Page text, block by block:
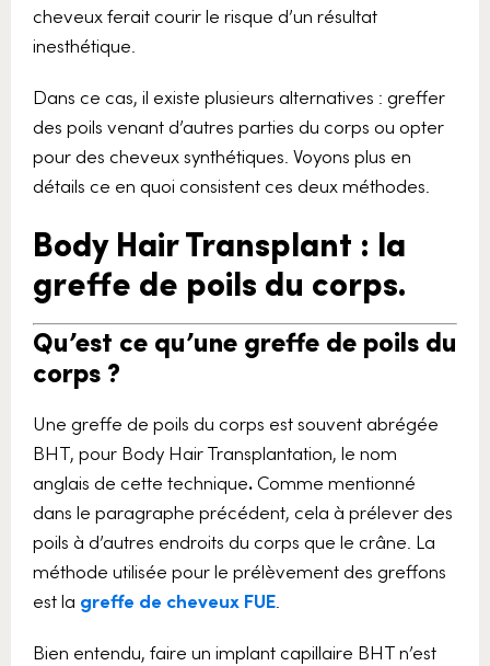
cheveux ferait courir le risque d’un résultat
inesthétique.
Dans ce cas, il existe plusieurs alternatives : greffer
des poils venant d’autres parties du corps ou opter
pour des cheveux synthétiques. Voyons plus en
détails ce en quoi consistent ces deux méthodes.
Body Hair Transplant : la
greffe de poils du corps.
Qu’est ce qu’une greffe de poils du
corps ?
Une greffe de poils du corps est souvent abrégée
BHT, pour Body Hair Transplantation, le nom
anglais de cette technique.Comme mentionné
dans le paragraphe précédent, cela à prélever des
poils à d’autres endroits du corps que le crâne. La
méthode utilisée pour le prélèvement des greffons
est la greffe de cheveux FUE.
Bien entendu, faire un implant capillaire BHT n’est